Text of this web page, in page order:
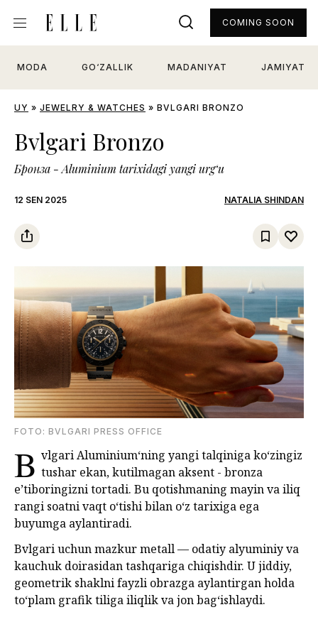
MODA GO‘ZALLIK MADANIYAT JAMIYAT
COMING SOON
UY » JEWELRY & WATCHES » BVLGARI BRONZO
Bvlgari Bronzo
Бронза - Aluminium tarixidagi yangi urg‘u
12 SEN 2025 NATALIA SHINDAN
FOTO: BVLGARI PRESS OFFICE
B vlgari Aluminium‘ning yangi talqiniga ko‘zingiz
tushar ekan, kutilmagan aksent - bronza
e’tiboringizni tortadi. Bu qotishmaning mayin va iliq
rangi soatni vaqt o‘tishi bilan o‘z tarixiga ega
buyumga aylantiradi.
Bvlgari uchun mazkur metall — odatiy alyuminiy va
kauchuk doirasidan tashqariga chiqishdir. U jiddiy,
geometrik shaklni fayzli obrazga aylantirgan holda
to‘plam grafik tiliga iliqlik va jon bag‘ishlaydi.